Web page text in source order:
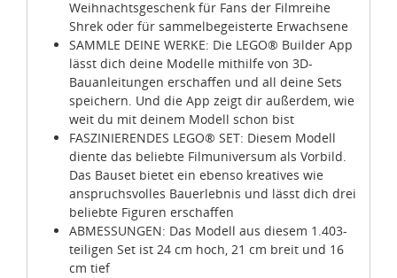
Sie können die Cookie-Einwilligung jederzeit links unten
auf Ihrem Bildschirm anpassen und damit widerrufen.
idee+spiel Betriebs-GmbH
DatenschutzbestimmungenundImpressum
Weihnachtsgeschenk für Fans der Filmreihe
Shrek oder für sammelbegeisterte Erwachsene
SAMMLE DEINE WERKE: Die LEGO® Builder App
lässt dich deine Modelle mithilfe von 3D-
Bauanleitungen erschaffen und all deine Sets
speichern. Und die App zeigt dir außerdem, wie
weit du mit deinem Modell schon bist
FASZINIERENDES LEGO® SET: Diesem Modell
diente das beliebte Filmuniversum als Vorbild.
Das Bauset bietet ein ebenso kreatives wie
anspruchsvolles Bauerlebnis und lässt dich drei
beliebte Figuren erschaffen
ABMESSUNGEN: Das Modell aus diesem 1.403-
teiligen Set ist 24 cm hoch, 21 cm breit und 16
cm tief